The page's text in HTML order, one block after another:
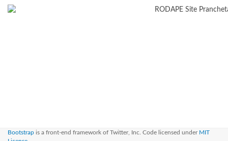
Bootstrap is a front-end framework of Twitter, Inc. Code licensed under MIT